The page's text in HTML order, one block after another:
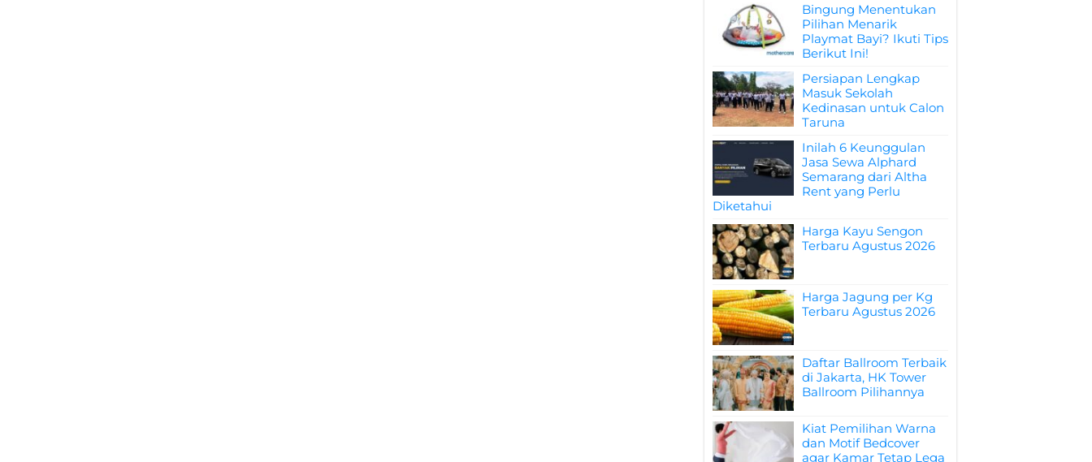
Bingung Menentukan
Pilihan Menarik
Playmat Bayi? Ikuti Tips
Berikut Ini!
Persiapan Lengkap
Masuk Sekolah
Kedinasan untuk Calon
Taruna
Inilah 6 Keunggulan
Jasa Sewa Alphard
Semarang dari Altha
Rent yang Perlu
Diketahui
Harga Kayu Sengon
Terbaru Agustus 2026
Harga Jagung per Kg
Terbaru Agustus 2026
Daftar Ballroom Terbaik
di Jakarta, HK Tower
Ballroom Pilihannya
Kiat Pemilihan Warna
dan Motif Bedcover
agar Kamar Tetap Lega